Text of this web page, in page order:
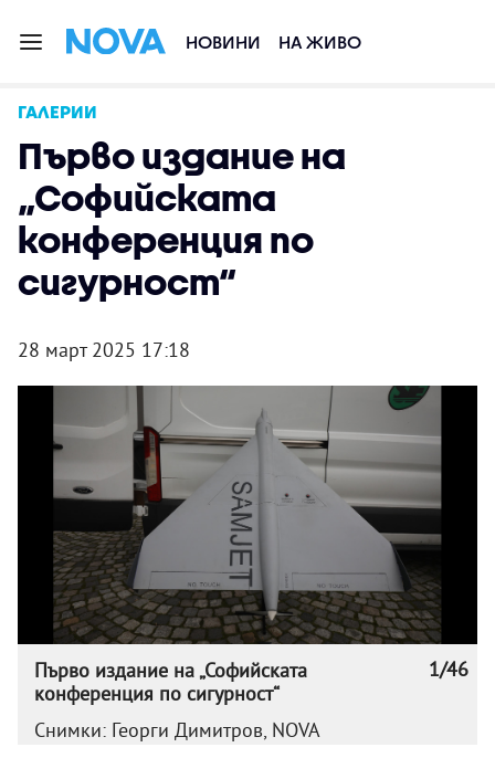
НОВИНИ НА ЖИВО
ГАЛЕРИИ
Първо издание на
„Софийската
конференция по
сигурност“
28 март 2025 17:18
1/46
Първо издание на „Софийската
конференция по сигурност“
Снимки: Георги Димитров, NOVA